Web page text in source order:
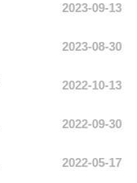
2023-09-13
2023-08-30
2022-10-13
2022-09-30
2022-05-17